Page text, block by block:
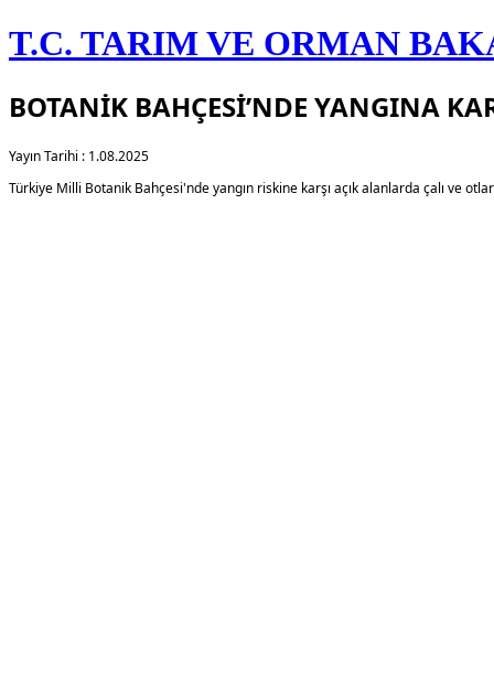
T.C. TARIM VE ORMAN
BOTANİK BAHÇESİ’NDE YANGINA
Yayın Tarihi : 1.08.2025
​Türkiye Milli Botanik Bahçesi'nde yangın riskine karşı açık alanlarda çalı ve